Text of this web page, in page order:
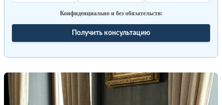
Конфиденциально и без обязательств:
Получить консультацию